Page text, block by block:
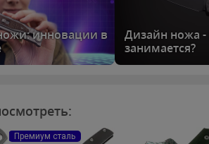
инновации в
Дизайн ножа -
занимается?
Премиум сталь